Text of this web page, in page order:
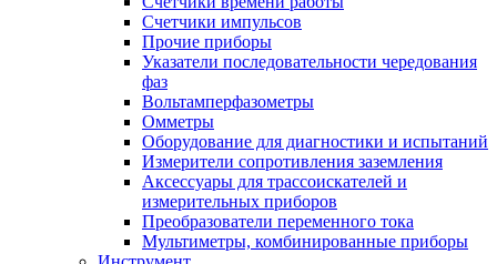
Счетчики импульсов
Прочие приборы
Указатели последовательности чередования
фаз
Вольтамперфазометры
Омметры
Оборудование для диагностики и испытаний
Измерители сопротивления заземления
Аксессуары для трассоискателей и
измерительных приборов
Преобразователи переменного тока
Мультиметры, комбинированные приборы